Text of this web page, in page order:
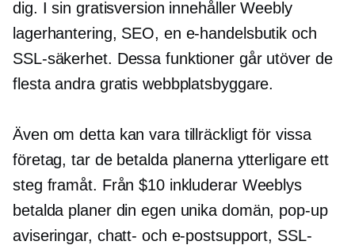
dig. I sin gratisversion innehåller Weebly
lagerhantering, SEO, en e-handelsbutik och
SSL-säkerhet. Dessa funktioner går utöver de
flesta andra gratis webbplatsbyggare.
Även om detta kan vara tillräckligt för vissa
företag, tar de betalda planerna ytterligare ett
steg framåt. Från $10 inkluderar Weeblys
betalda planer din egen unika domän, pop-up
aviseringar, chatt- och e-postsupport, SSL-